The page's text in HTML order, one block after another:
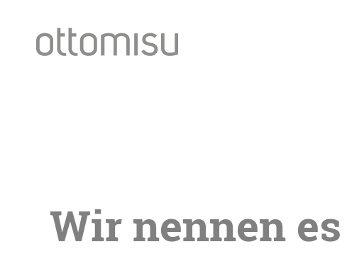
Wir nennen es